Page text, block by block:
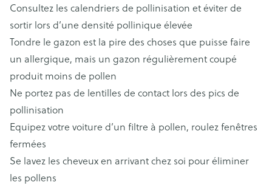
Consultez les calendriers de pollinisation et éviter de
sortir lors d’une densité pollinique élevée
Tondre le gazon est la pire des choses que puisse faire
un allergique, mais un gazon régulièrement coupé
produit moins de pollen
Ne portez pas de lentilles de contact lors des pics de
pollinisation
Equipez votre voiture d’un filtre à pollen, roulez fenêtres
fermées
Se lavez les cheveux en arrivant chez soi pour éliminer
les pollens